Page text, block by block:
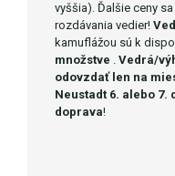
vyššia). Ďalšie ceny
rozdávania vedier!
kamuflážou sú k
množstve . Vedrá/
odovzdať len na
Neustadt 6. alebo 7.
doprava!